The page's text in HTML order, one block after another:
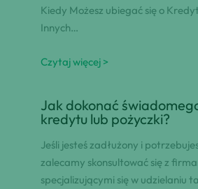
Kiedy Możesz ubiegać się o
Innych…
Czytaj więcej >
Jak dokonać
kredytu lub pożyczki?
Jeśli jesteś zadłużony i
zalecamy skonsultować się z
specjalizującymi się w udzielaniu